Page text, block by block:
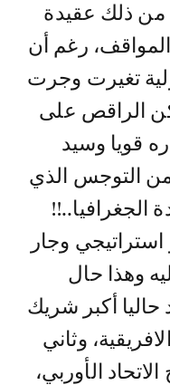
ذلك عقيدة
رغم أن
تغيرت وجرت
الراقص على
قويا وسيد
من التوجس الذي
الجغرافيا..!!
وجار
وهذا حال
حاليا أكبر شريك
وثاني
الأوربي،